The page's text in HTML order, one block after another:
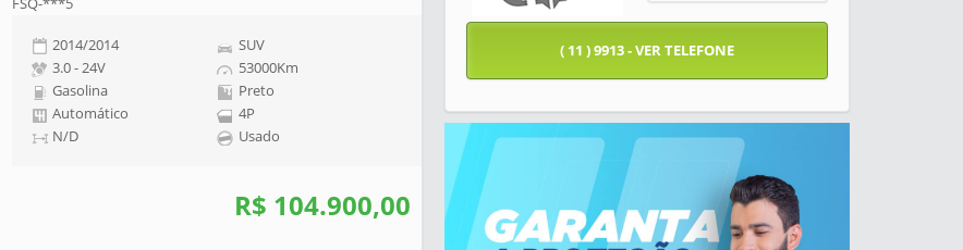
2014/2014
3.0 - 24V
Gasolina
Automático
N/D
SUV
53000Km
Preto
4P
Usado
R$ 104.900,00
( 11 ) 9913 - VER TELEFONE